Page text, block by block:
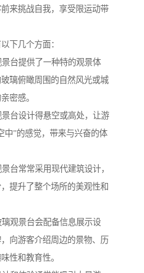
来挑战自我，享受限运动带
下几个方面：
台提供了一种特的观景体
璃俯瞰周围的自然风光或城
密感。
台设计得悬空或高处，让游
中”的感觉，带来与兴奋的体
台常常采用现代建筑设计，
提升了整个场所的美观性和
观景台会配备信息展示设
向游客介绍周边的景物、历
性和教育性。